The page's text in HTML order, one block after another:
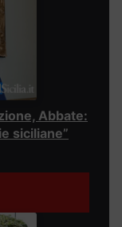
Abbate:
siciliane”